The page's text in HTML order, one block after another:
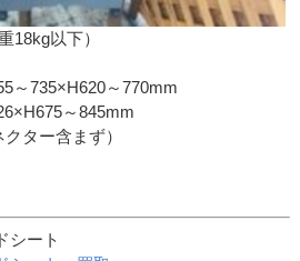
18kg以下）
～735×H620～770mm
～845mm
ター含まず）
ート